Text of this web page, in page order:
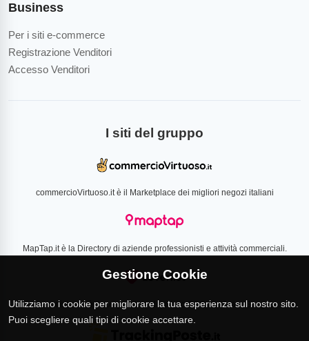
Business
Per i siti e-commerce
Registrazione Venditori
Accesso Venditori
I siti del gruppo
commercioVirtuoso.it è il Marketplace dei migliori negozi italiani
MapTap.it è la Directory di aziende professionisti e attività commerciali.
Loverlist.com è il comparatore di prezzo CSS certificato Google
Gestione Cookie
Utilizziamo i cookie per migliorare la tua esperienza sul nostro sito.
Puoi scegliere quali tipi di cookie accettare.